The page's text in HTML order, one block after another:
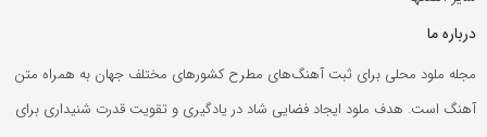
درباره ما
مجله ملود محلی برای ثبت آهنگ‌های مطرح کشورهای مختلف جهان به همراه متن
آهنگ است. هدف ملود ایجاد فضایی شاد در یادگیری و تقویت قدرت شنیداری برای